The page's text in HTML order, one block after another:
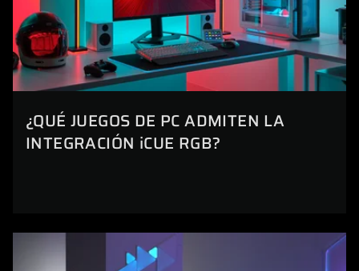
¿QUÉ JUEGOS DE PC ADMITEN LA
INTEGRACIÓN iCUE RGB?